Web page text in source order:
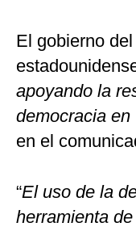
El gobierno
apoyando la
democracia en
en el
“El uso de la
herramienta